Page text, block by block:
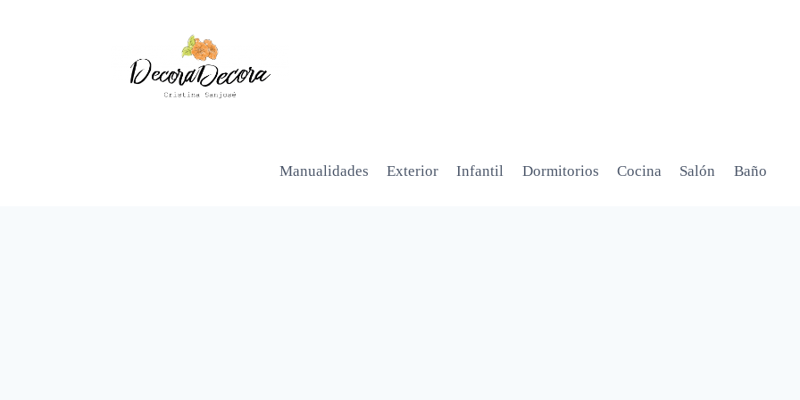
Manualidades Exterior Infantil Dormitorios Cocina Salón Baño